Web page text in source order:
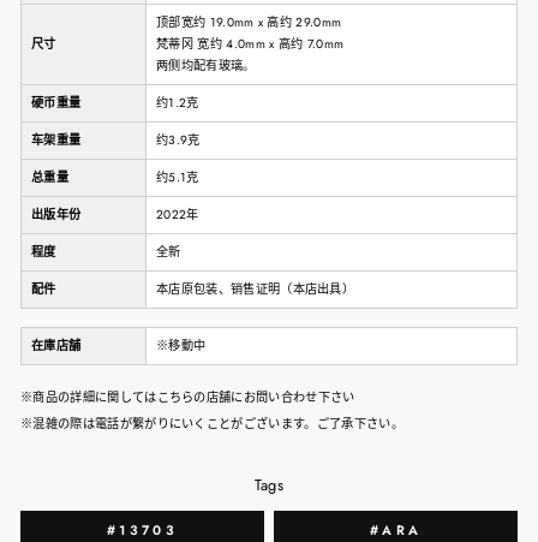
尺寸
顶部宽约 19.0mm x 高约 29.0mm
梵蒂冈 宽约 4.0mm x 高约 7.0mm
两侧均配有玻璃。
硬币重量 约1.2克
车架重量 约3.9克
总重量 约5.1克
出版年份 2022年
程度 全新
配件 本店原包装、销售证明（本店出具）
在庫店舗 ※移動中
※商品の詳細に関してはこちらの店舗にお問い合わせ下さい
※混雑の際は電話が繋がりにいくことがございます。ご了承下さい。
Tags
#13703 #ARA